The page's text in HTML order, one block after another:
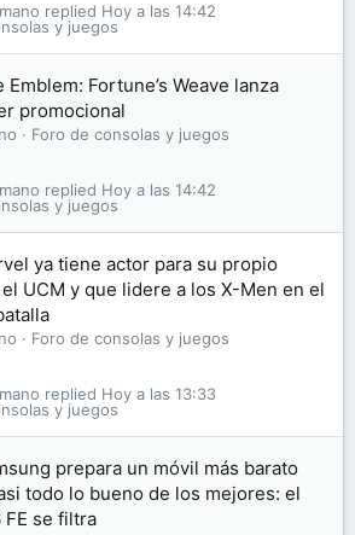
y juegos
Hoy a las 14:42
Emblem: Fortune’s Weave lanza
promocional
Foro de consolas y juegos
y juegos
Hoy a las 14:42
ya tiene actor para su propio
UCM y que lidere a los X-Men en el
Foro de consolas y juegos
y juegos
Hoy a las 13:33
prepara un móvil más barato
todo lo bueno de los mejores: el
FE se filtra